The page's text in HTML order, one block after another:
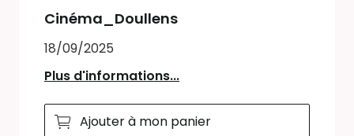
Cinéma_Doullens
18/09/2025
Plus d'informations...
Ajouter à mon panier